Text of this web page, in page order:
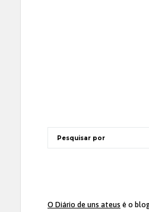
O Diário de uns ateus é o